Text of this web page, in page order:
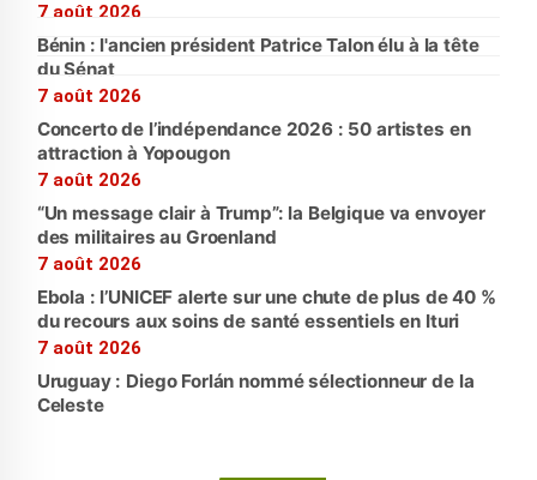
7 août 2026
Bénin : l'ancien président Patrice Talon élu à la tête
du Sénat
7 août 2026
Concerto de l’indépendance 2026 : 50 artistes en
attraction à Yopougon
7 août 2026
“Un message clair à Trump”: la Belgique va envoyer
des militaires au Groenland
7 août 2026
Ebola : l’UNICEF alerte sur une chute de plus de 40 %
du recours aux soins de santé essentiels en Ituri
7 août 2026
Uruguay : Diego Forlán nommé sélectionneur de la
Celeste